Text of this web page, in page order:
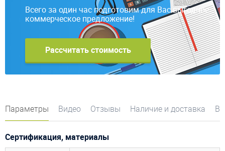
Всего за один час подготовим для Вас выгодное
коммерческое предложение!
Рассчитать стоимость
Параметры Видео Отзывы Наличие и доставка
Сертификация, материалы